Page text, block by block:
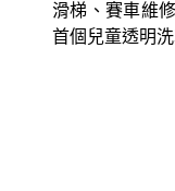
滑梯、賽車維
首個兒童透明